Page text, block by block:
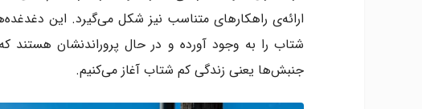
شتاب را به وجود آورده و در حال پروراندنشان هستند
جنبش‌ها یعنی زندگی کم‌ شتاب آغاز می‌کنیم.